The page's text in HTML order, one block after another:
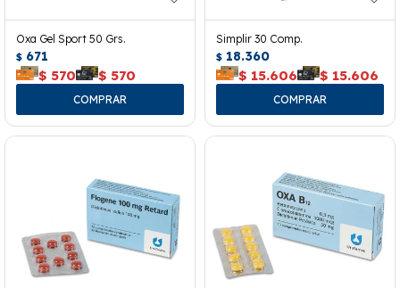
Oxa Gel Sport 50 Grs.
$ 671
$ 570 $ 570
Simplir 30 Comp.
$ 18.360
$ 15.606 $ 15.606